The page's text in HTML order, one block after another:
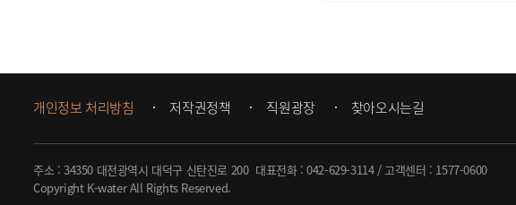
개인정보 처리방침 저작권정책 직원광장 찾아오시는길
주소 : 34350 대전광역시 대덕구 신탄진로 200 대표전화 :042-629-3114/ 고객센터 : 1577-0600
Copyright K-water All Rights Reserved.